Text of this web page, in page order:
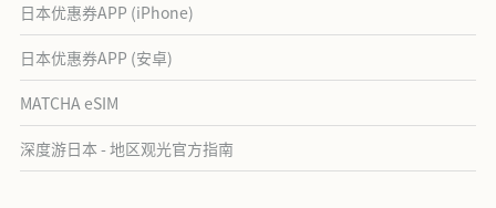
日本优惠券APP (iPhone)
日本优惠券APP (安卓)
MATCHA eSIM
深度游日本 - 地区观光官方指南